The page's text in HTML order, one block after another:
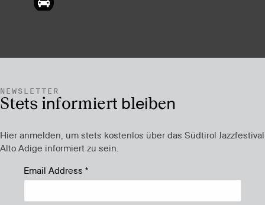
NEWSLETTER
Stets informiert bleiben
Hier anmelden, um stets kostenlos über das Südtirol Jazzfestival
Alto Adige informiert zu sein.
Email Address *